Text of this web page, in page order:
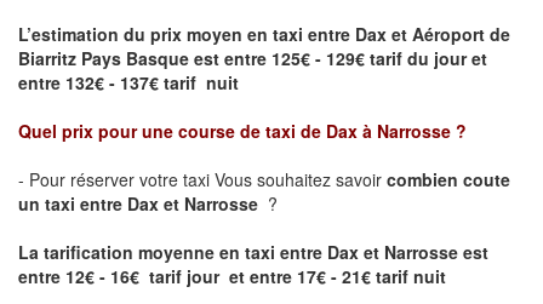
L’estimation du prix moyen en taxi entre Dax et Aéroport de
Biarritz Pays Basque est entre 125€ - 129€ tarif du jour et
entre 132€ - 137€ tarif nuit
Quel prix pour une course de taxi de Dax à Narrosse ?
- Pour réserver votre taxi Vous souhaitez savoir combien coute
un taxi entre Dax et Narrosse ?
La tarification moyenne en taxi entre Dax et Narrosse est
entre 12€ - 16€ tarif jour et entre 17€ - 21€ tarif nuit